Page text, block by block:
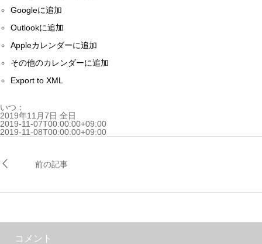
Googleに追加
Outlookに追加
Appleカレンダーに追加
その他のカレンダーに追加
Export to XML
いつ：
2019年11月7日 全日
2019-11-07T00:00:00+09:00
2019-11-08T00:00:00+09:00
前の記事
コメント